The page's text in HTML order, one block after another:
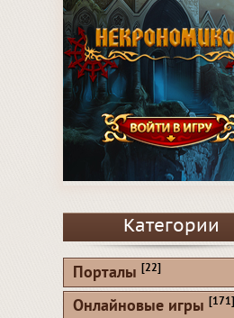
Категории
Порталы [22]
Онлайновые игры [171]